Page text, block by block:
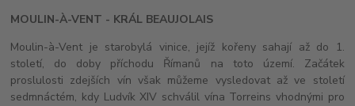
MOULIN-À-VENT - KRÁL BEAUJOLAIS
Moulin-à-Vent je starobylá vinice, jejíž kořeny sahají až do 1.
století, do doby příchodu Římanů na toto území. Začátek
proslulosti zdejších vín však můžeme vysledovat až ve století
sedmnáctém, kdy Ludvík XIV schválil vína Torreins vhodnými pro